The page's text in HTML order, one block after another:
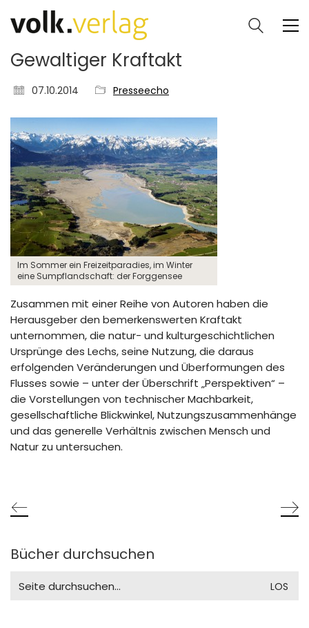
Gewaltiger Kraftakt
07.10.2014 Presseecho
Im Sommer ein Freizeitparadies, im Winter
eine Sumpflandschaft: der Forggensee
Zusammen mit einer Reihe von Autoren haben die
Herausgeber den bemerkenswerten Kraftakt
unternommen, die natur- und kulturgeschichtlichen
Ursprünge des Lechs, seine Nutzung, die daraus
erfolgenden Veränderungen und Überformungen des
Flusses sowie – unter der Überschrift „Perspektiven“ –
die Vorstellungen von technischer Machbarkeit,
gesellschaftliche Blickwinkel, Nutzungszusammenhänge
und das generelle Verhältnis zwischen Mensch und
Natur zu untersuchen.
Bücher durchsuchen
for: